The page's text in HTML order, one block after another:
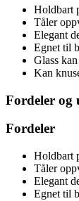
Holdbart
Tåler
Elegant
Egnet til
Glass
Kan
Fordeler og
Fordeler
Holdbart
Tåler
Elegant
Egnet til